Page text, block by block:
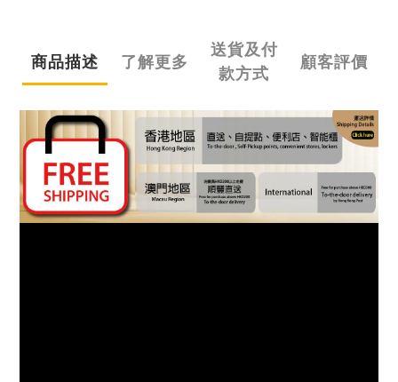
商品描述 了解更多
送貨及付
款方式
顧客評價